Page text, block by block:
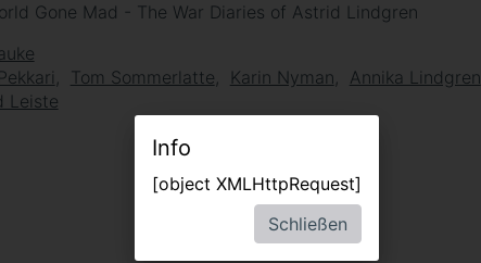
Gone Mad - The War Diaries of Astrid Lindgren
Tom Sommerlatte Karin Nyman Annika Lindgren
Leiste
Info
[object XMLHttpRequest]
Schließen